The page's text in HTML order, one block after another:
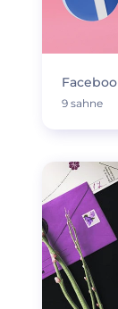
9 sahne